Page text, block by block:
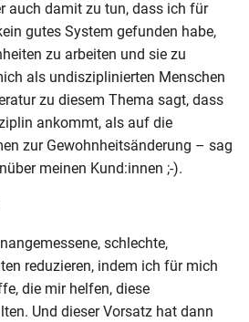
auch damit zu tun, dass ich für
gutes System gefunden habe,
zu arbeiten und sie zu
als undisziplinierten Menschen
zu diesem Thema sagt, dass
ankommt, als auf die
zur Gewohnheitsänderung – sag
meinen Kund:innen ;-).
schlechte,
reduzieren, indem ich für mich
die mir helfen, diese
Und dieser Vorsatz hat dann